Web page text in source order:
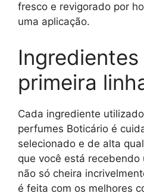
fresco e revigorado por
uma aplicação.
Ingredientes
primeira
Cada ingrediente
perfumes Boticário é
selecionado e de alta
que você está recebendo
não só cheira
é feita com os melhores